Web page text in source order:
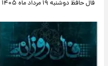
فال حافظ دوشنبه ۱۹ مرداد ماه ۱۴۰۵